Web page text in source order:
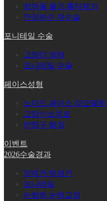
쌍꺼풀 풀기/흉터제거
안검하수 재수술
포니테일 수술
고양이 쌍재
포니테일 수술
페이스성형
노마드 페이스 리모델링
고압산소치료
반영구 화장
이벤트
2026수술경과
앞재건/뒤재건
포니테일
눈썹하 눈매교정